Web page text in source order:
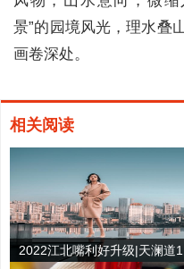
景”的园境风光，理水叠
画卷深处。
相关阅读
2022江北嘴利好升级|天澜道